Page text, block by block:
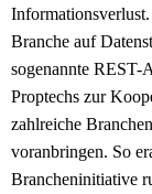
Branche auf
sogenannte REST-
Proptechs zur
zahlreiche
voranbringen. So
Brancheninitiative